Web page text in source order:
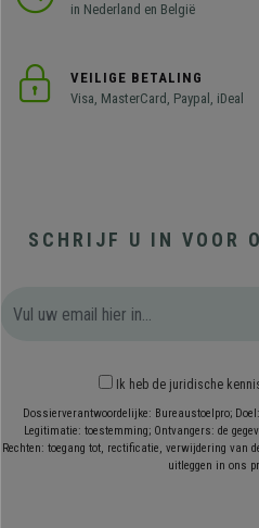
in Nederland en België
VEILIGE BETALING
Visa, MasterCard, Paypal, iDeal
SCHRIJF U IN VOOR
Ik heb de juridische
Dossierverantwoordelijke: Bureaustoelpro;
Legitimatie: toestemming; Ontvangers: de
Rechten: toegang tot, rectificatie, verwijdering van
uitleggen in ons